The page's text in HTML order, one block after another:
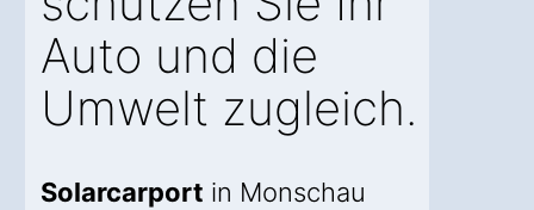
Auto und die
Umwelt zugleich.
Solarcarport in Monschau